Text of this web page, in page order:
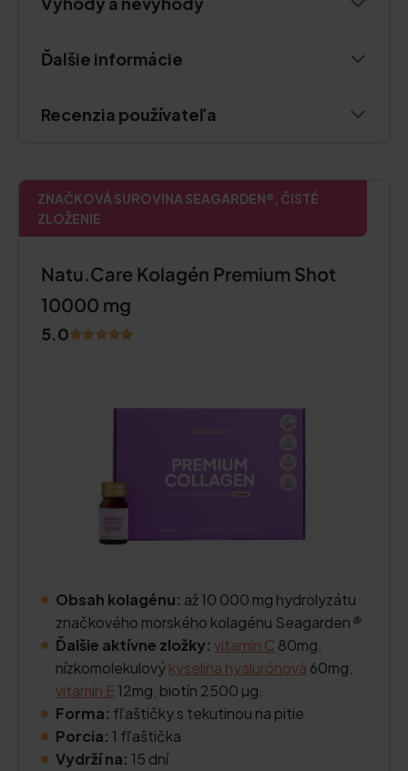
Ďalšie informácie
Recenzia používateľa
ZNAČKOVÁ SUROVINA SEAGARDEN®, ČISTÉ
ZLOŽENIE
Natu.Care Kolagén Premium Shot
10000 mg
5.0
Obsah kolagénu: až 10 000 mg hydrolyzátu
značkového morského kolagénu Seagarden®
Ďalšie aktívne zložky: vitamín C 80mg,
nízkomolekulovýkyselina hyalurónová 60mg,
vitamín E12mg, biotín 2500 µg.
Forma: fľaštičky s tekutinou na pitie
Porcia: 1 fľaštička
Vydrží na: 15 dní